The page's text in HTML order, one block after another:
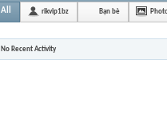
All rikvip1bz Bạn bè
No Recent Activity